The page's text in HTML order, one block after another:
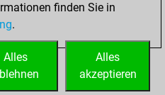
finden Sie in
.
Alles
akzeptieren
Alles